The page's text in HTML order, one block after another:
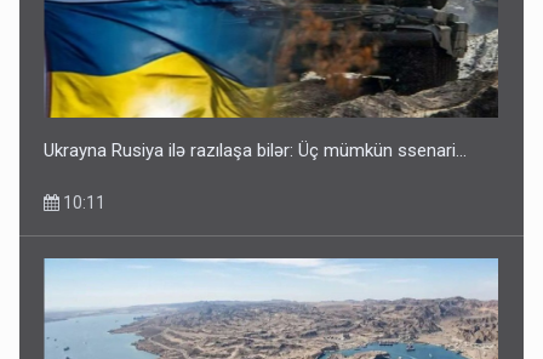
Ukrayna Rusiya ilə razılaşa bilər: Üç mümkün ssenari...
10:11